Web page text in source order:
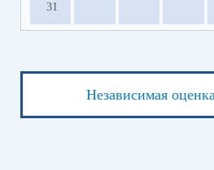
31
Независимая